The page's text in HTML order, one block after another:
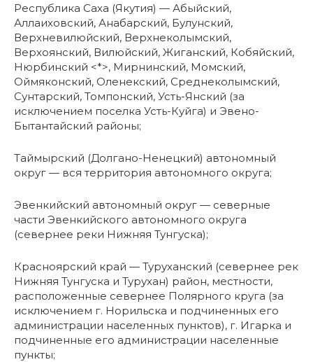
Республика Саха (Якутия) — Абыйский,
Аллаиховский, Анабарский, Булунский,
Верхневилюйский, Верхнеколымский,
Верхоянский, Вилюйский, Жиганский, Кобяйский,
Нюрбинский <*>, Мирнинский, Момский,
Оймяконский, Оленекский, Среднеколымский,
Сунтарский, Томпонский, Усть-Янский (за
исключением поселка Усть-Куйга) и Эвено-
Бытантайский районы;
Таймырский (Долгано-Ненецкий) автономный
округ — вся территория автономного округа;
Эвенкийский автономный округ — северные
части Эвенкийского автономного округа
(севернее реки Нижняя Тунгуска);
Красноярский край — Туруханский (севернее рек
Нижняя Тунгуска и Турухан) район, местности,
расположенные севернее Полярного круга (за
исключением г. Норильска и подчиненных его
администрации населенных пунктов), г. Игарка и
подчиненные его администрации населенные
пункты;